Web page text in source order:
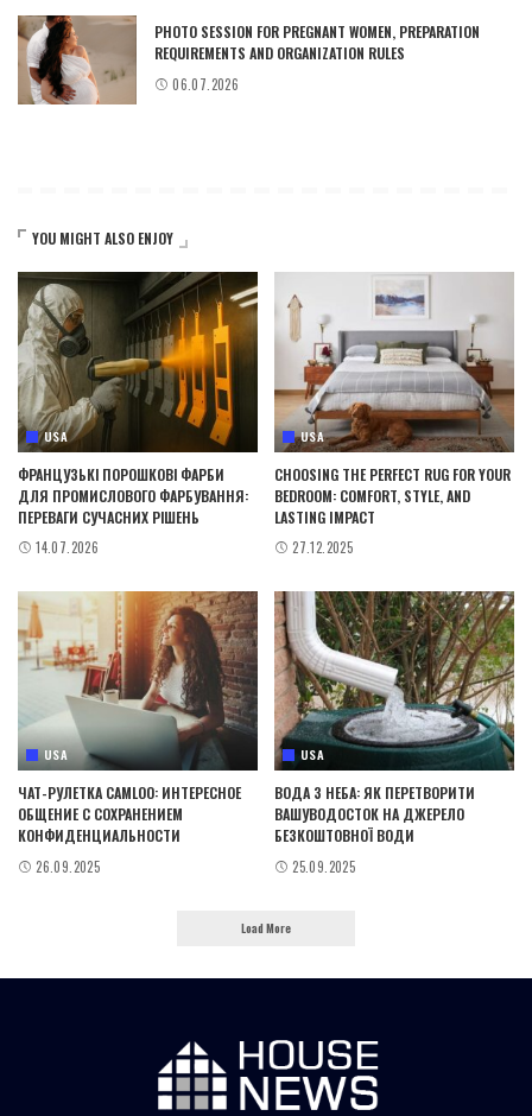
PHOTO SESSION FOR PREGNANT WOMEN, PREPARATION
REQUIREMENTS AND ORGANIZATION RULES
06.07.2026
YOU MIGHT ALSO ENJOY
USA
ФРАНЦУЗЬКІ ПОРОШКОВІ ФАРБИ
ДЛЯ ПРОМИСЛОВОГО ФАРБУВАННЯ:
ПЕРЕВАГИ СУЧАСНИХ РІШЕНЬ
14.07.2026
USA
CHOOSING THE PERFECT RUG FOR YOUR
BEDROOM: COMFORT, STYLE, AND
LASTING IMPACT
27.12.2025
USA
ЧАТ-РУЛЕТКА CAMLOO: ИНТЕРЕСНОЕ
ОБЩЕНИЕ С СОХРАНЕНИЕМ
КОНФИДЕНЦИАЛЬНОСТИ
26.09.2025
USA
ВОДА З НЕБА: ЯК ПЕРЕТВОРИТИ
ВАШУВОДОСТОК НА ДЖЕРЕЛО
БЕЗКОШТОВНОЇ ВОДИ
25.09.2025
Load More